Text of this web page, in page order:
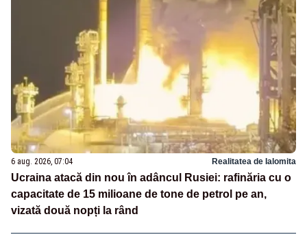
6 aug. 2026, 07:04 Realitatea de Ialomita
Ucraina atacă din nou în adâncul Rusiei: rafinăria cu o
capacitate de 15 milioane de tone de petrol pe an,
vizată două nopți la rând